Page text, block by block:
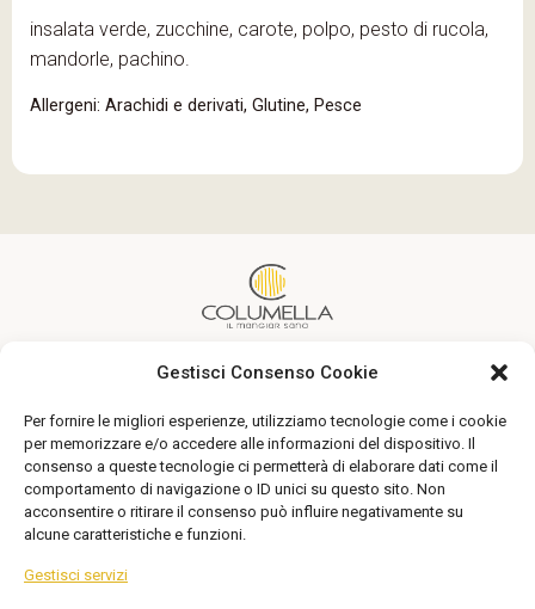
Gestisci Consenso Cookie
Per fornire le migliori esperienze, utilizziamo tecnologie come i cookie
per memorizzare e/o accedere alle informazioni del dispositivo. Il
consenso a queste tecnologie ci permetterà di elaborare dati come il
comportamento di navigazione o ID unici su questo sito. Non
acconsentire o ritirare il consenso può influire negativamente su
alcune caratteristiche e funzioni.
Gestisci servizi
insalata verde, zucchine, carote, polpo, pesto di rucola,
mandorle, pachino.
Allergeni: Arachidi e derivati, Glutine, Pesce
Un’alimentazione sana alla portata di tutti
Seguici